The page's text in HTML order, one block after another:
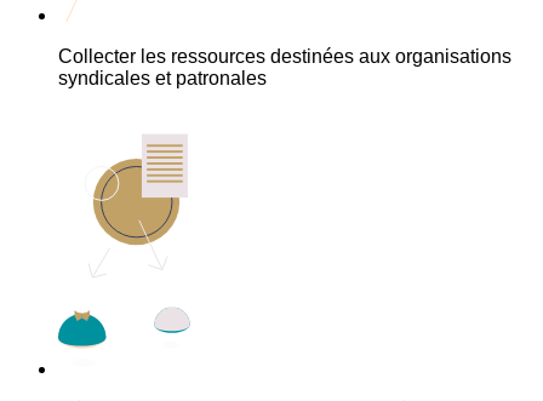
Collecter les ressources destinées aux organisations
syndicales et patronales